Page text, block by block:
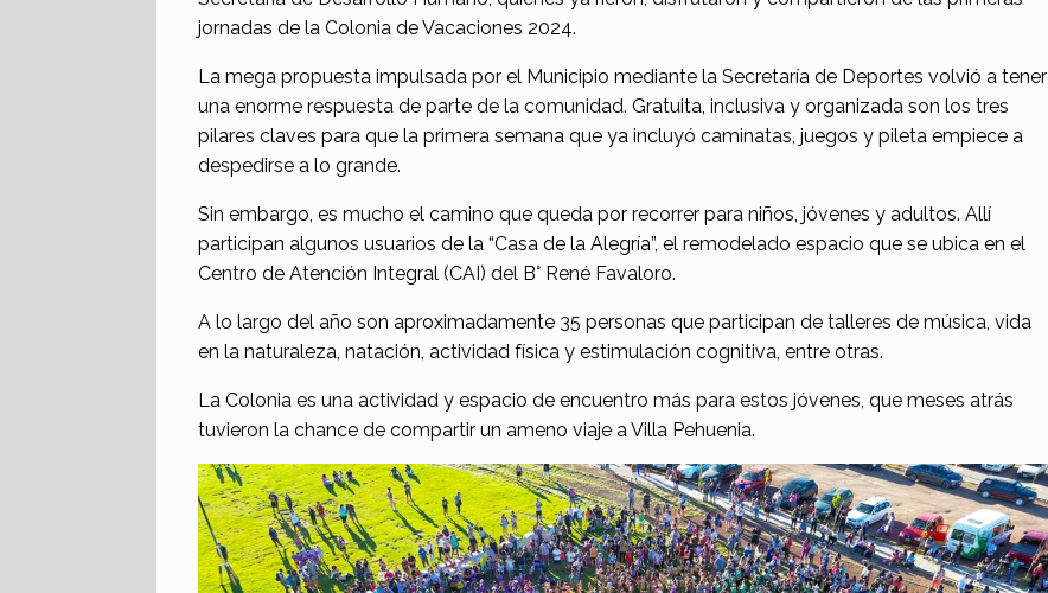
jornadas de la Colonia de Vacaciones 2024.
La mega propuesta impulsada por el Municipio mediante la Secretaría de Deportes volvió a tener
una enorme respuesta de parte de la comunidad. Gratuita, inclusiva y organizada son los tres
pilares claves para que la primera semana que ya incluyó caminatas, juegos y pileta empiece a
despedirse a lo grande.
Sin embargo, es mucho el camino que queda por recorrer para niños, jóvenes y adultos. Allí
participan algunos usuarios de la “Casa de la Alegría”, el remodelado espacio que se ubica en el
Centro de Atención Integral (CAI) del B° René Favaloro.
A lo largo del año son aproximadamente 35 personas que participan de talleres de música, vida
en la naturaleza, natación, actividad física y estimulación cognitiva, entre otras.
La Colonia es una actividad y espacio de encuentro más para estos jóvenes, que meses atrás
tuvieron la chance de compartir un ameno viaje a Villa Pehuenia.